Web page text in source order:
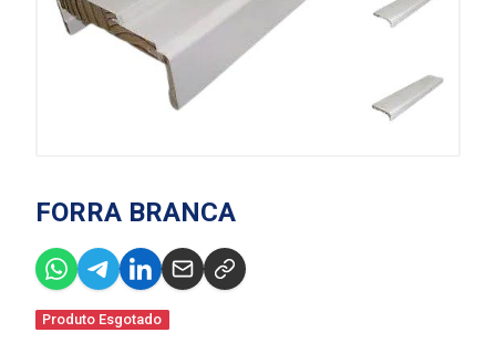
FORRA BRANCA
Produto Esgotado